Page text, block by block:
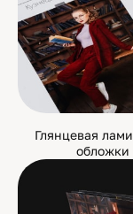
Глянцевая
обложки